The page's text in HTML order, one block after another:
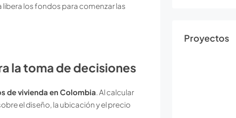
los fondos para comenzar las
la toma de decisiones
de vivienda en Colombia . Al calcular
el diseño, la ubicación y el precio
Proyectos